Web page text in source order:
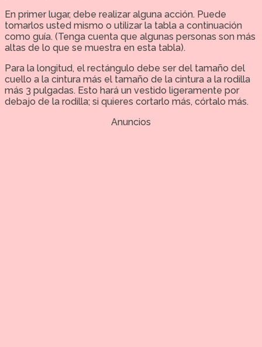
En primer lugar, debe realizar alguna acción. Puede
tomarlos usted mismo o utilizar la tabla a continuación
como guía. (Tenga cuenta que algunas personas son más
altas de lo que se muestra en esta tabla).
Para la longitud, el rectángulo debe ser del tamaño del
cuello a la cintura más el tamaño de la cintura a la rodilla
más 3 pulgadas. Esto hará un vestido ligeramente por
debajo de la rodilla; si quieres cortarlo más, córtalo más.
Anuncios